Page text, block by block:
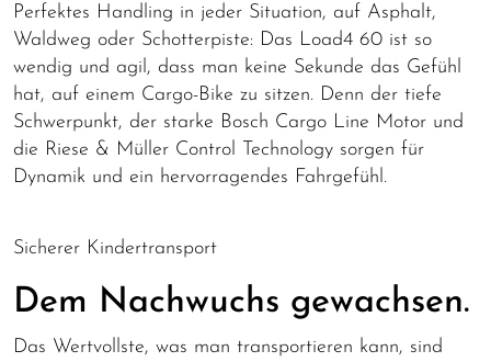
Perfektes Handling in jeder Situation, auf Asphalt,
Waldweg oder Schotterpiste: Das Load4 60 ist so
wendig und agil, dass man keine Sekunde das Gefühl
hat, auf einem Cargo-Bike zu sitzen. Denn der tiefe
Schwerpunkt, der starke Bosch Cargo Line Motor und
die Riese & Müller Control Technology sorgen für
Dynamik und ein hervorragendes Fahrgefühl.
Sicherer Kindertransport
Dem Nachwuchs gewachsen.
Das Wertvollste, was man transportieren kann, sind